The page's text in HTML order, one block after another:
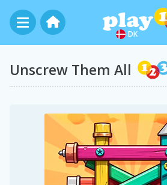
DK
Unscrew Them All